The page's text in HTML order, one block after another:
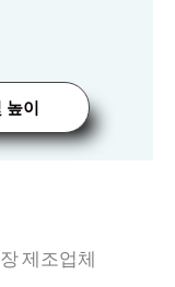
높이
제조업체